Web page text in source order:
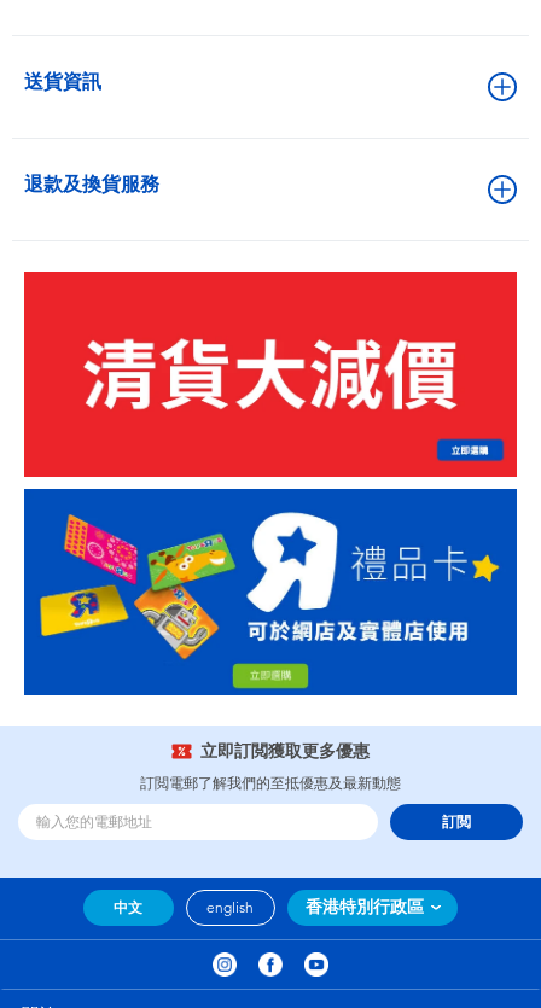
送貨資訊
退款及換貨服務
立即訂閲獲取更多優惠
訂閲電郵了解我們的至抵優惠及最新動態
訂閲
中文 english 香港特別行政區